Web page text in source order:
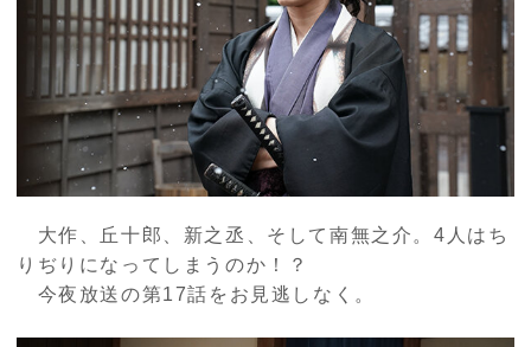
大作、丘十郎、新之丞、そして南無之介。4人はち
りぢりになってしまうのか！？
今夜放送の第17話をお見逃しなく。